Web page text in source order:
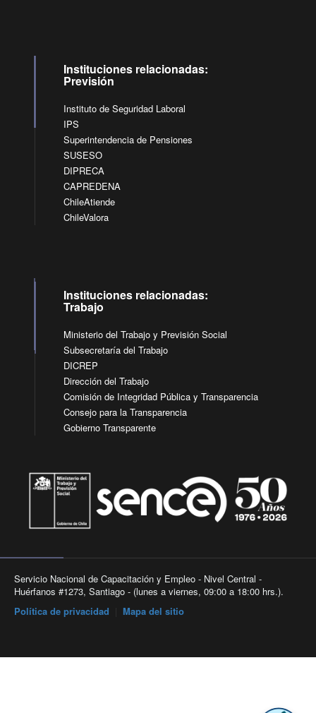
Instituciones relacionadas:
Previsión
Instituto de Seguridad Laboral
IPS
Superintendencia de Pensiones
SUSESO
DIPRECA
CAPREDENA
ChileAtiende
ChileValora
Instituciones relacionadas:
Trabajo
Ministerio del Trabajo y Previsión Social
Subsecretaría del Trabajo
DICREP
Dirección del Trabajo
Comisión de Integridad Pública y Transparencia
Consejo para la Transparencia
Gobierno Transparente
Servicio Nacional de Capacitación y Empleo - Nivel Central -
Huérfanos #1273, Santiago - (lunes a viernes, 09:00 a 18:00 hrs.).
Política de privacidad
Mapa del sitio